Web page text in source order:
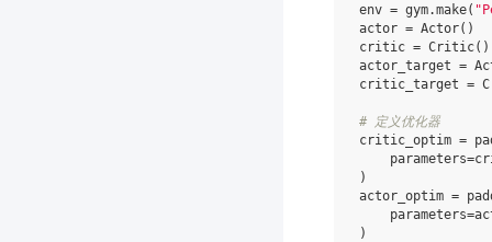
env = gym.make(
actor = Actor()
critic = Critic()
actor_target =
critic_target =
# 定义优化器
critic_optim =
parameters=
)
actor_optim =
parameters=
)